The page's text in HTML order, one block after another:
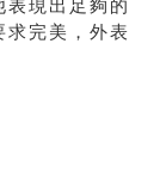
現出足夠的
求完美，外表